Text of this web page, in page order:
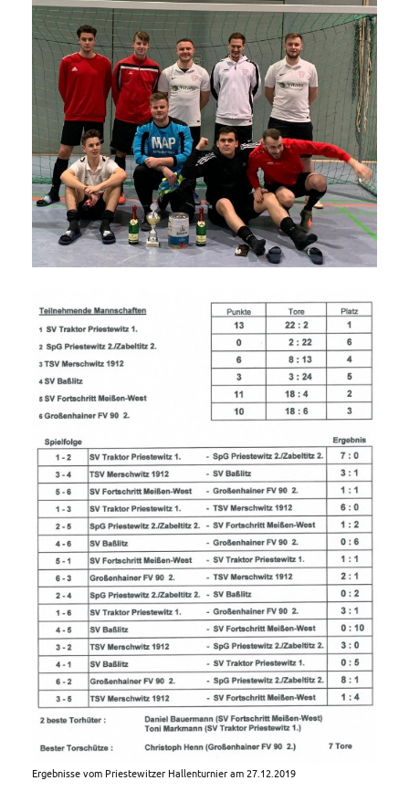
Ergebnisse vom Priestewitzer Hallenturnier am 27.12.2019